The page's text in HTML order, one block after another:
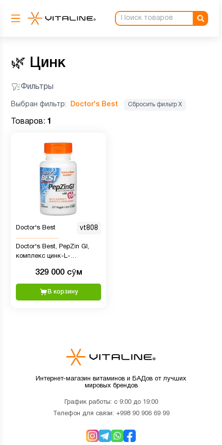
🌿 Цинк
Фильтры
Выбран фильтр: Doctor's Best Сбросить фильтр Х
Товаров: 1
Doctor's Best vt808
Doctor's Best, PepZin GI,
комплекс цинк-L-
вегетарианских капсул
329 000 сӯм
В корзину
Интернет-магазин витаминов и БАДов от лучших
мировых брендов
График работы: с 9:00 до 19:00
Телефон для связи: +998 90 906 69 99